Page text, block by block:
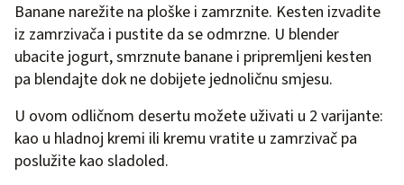
Banane narežite na ploške i zamrznite. Kesten izvadite
iz zamrzivača i pustite da se odmrzne. U blender
ubacite jogurt, smrznute banane i pripremljeni kesten
pa blendajte dok ne dobijete jednoličnu smjesu.
U ovom odličnom desertu možete uživati u 2 varijante:
kao u hladnoj kremi ili kremu vratite u zamrzivač pa
poslužite kao sladoled.